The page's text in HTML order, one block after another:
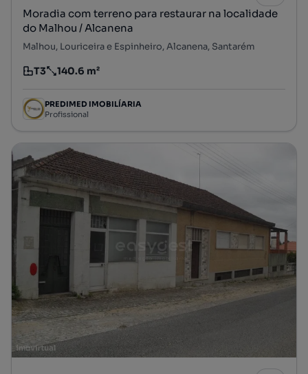
Moradia com terreno para restaurar na localidade
do Malhou / Alcanena
Malhou, Louriceira e Espinheiro, Alcanena, Santarém
Tipologia
T3
Preço por metro quadrado
140.6 m²
PREDIMED IMOBILÍARIA
Profissional